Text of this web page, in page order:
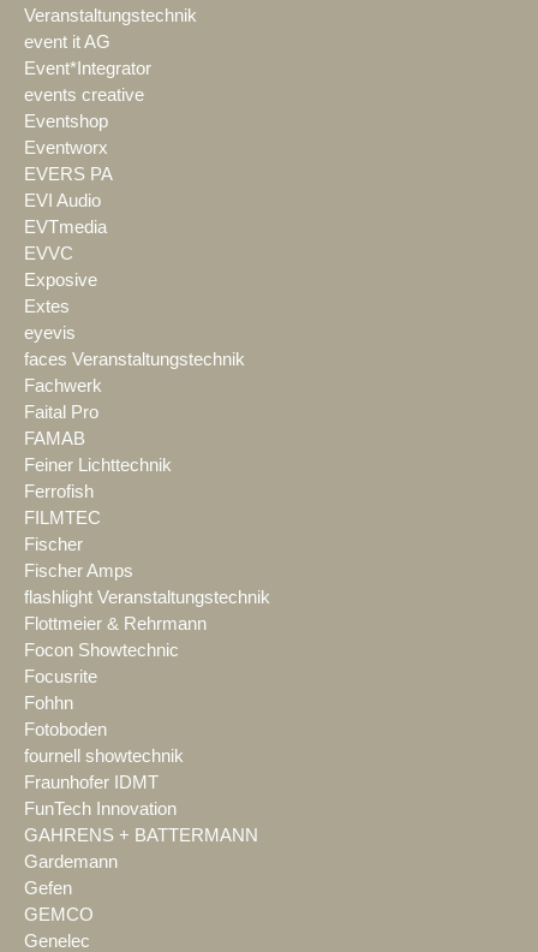
Veranstaltungstechnik
event it AG
Event*Integrator
events creative
Eventshop
Eventworx
EVERS PA
EVI Audio
EVTmedia
EVVC
Exposive
Extes
eyevis
faces Veranstaltungstechnik
Fachwerk
Faital Pro
FAMAB
Feiner Lichttechnik
Ferrofish
FILMTEC
Fischer
Fischer Amps
flashlight Veranstaltungstechnik
Flottmeier & Rehrmann
Focon Showtechnic
Focusrite
Fohhn
Fotoboden
fournell showtechnik
Fraunhofer IDMT
FunTech Innovation
GAHRENS + BATTERMANN
Gardemann
Gefen
GEMCO
Genelec